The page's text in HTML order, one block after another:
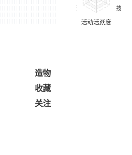
造物
收藏
关注